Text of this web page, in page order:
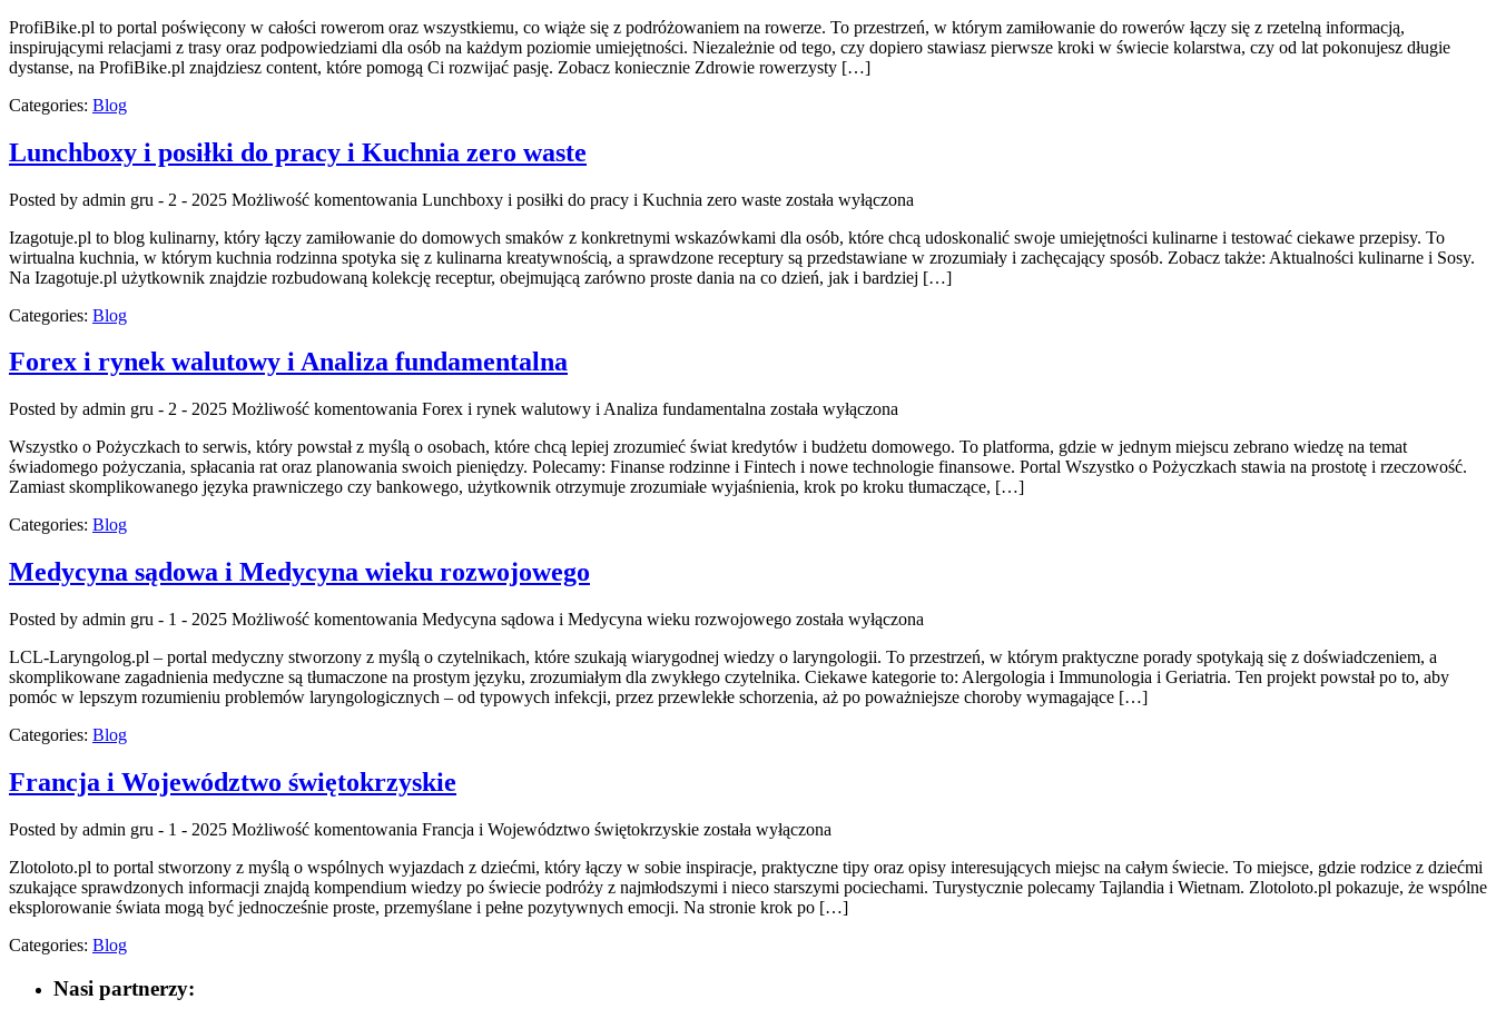
ProfiBike.pl to portal poświęcony w całości rowerom oraz wszystkiemu, co wiąże się z podróżowaniem na rowerze. To przestrzeń, w którym zamiłowanie do rowerów łączy się z rzetelną informacją,
inspirującymi relacjami z trasy oraz podpowiedziami dla osób na każdym poziomie umiejętności. Niezależnie od tego, czy dopiero stawiasz pierwsze kroki w świecie kolarstwa, czy od lat pokonujesz długie
dystanse, na ProfiBike.pl znajdziesz content, które pomogą Ci rozwijać pasję. Zobacz koniecznie Zdrowie rowerzysty […]
Categories: Blog
Lunchboxy i posiłki do pracy i Kuchnia zero waste
Posted by admin gru - 2 - 2025 Możliwość komentowania Lunchboxy i posiłki do pracy i Kuchnia zero waste została wyłączona
Izagotuje.pl to blog kulinarny, który łączy zamiłowanie do domowych smaków z konkretnymi wskazówkami dla osób, które chcą udoskonalić swoje umiejętności kulinarne i testować ciekawe przepisy. To
wirtualna kuchnia, w którym kuchnia rodzinna spotyka się z kulinarna kreatywnością, a sprawdzone receptury są przedstawiane w zrozumiały i zachęcający sposób. Zobacz także: Aktualności kulinarne i Sosy.
Na Izagotuje.pl użytkownik znajdzie rozbudowaną kolekcję receptur, obejmującą zarówno proste dania na co dzień, jak i bardziej […]
Categories: Blog
Forex i rynek walutowy i Analiza fundamentalna
Posted by admin gru - 2 - 2025 Możliwość komentowania Forex i rynek walutowy i Analiza fundamentalna została wyłączona
Wszystko o Pożyczkach to serwis, który powstał z myślą o osobach, które chcą lepiej zrozumieć świat kredytów i budżetu domowego. To platforma, gdzie w jednym miejscu zebrano wiedzę na temat
świadomego pożyczania, spłacania rat oraz planowania swoich pieniędzy. Polecamy: Finanse rodzinne i Fintech i nowe technologie finansowe. Portal Wszystko o Pożyczkach stawia na prostotę i rzeczowość.
Zamiast skomplikowanego języka prawniczego czy bankowego, użytkownik otrzymuje zrozumiałe wyjaśnienia, krok po kroku tłumaczące, […]
Categories: Blog
Medycyna sądowa i Medycyna wieku rozwojowego
Posted by admin gru - 1 - 2025 Możliwość komentowania Medycyna sądowa i Medycyna wieku rozwojowego została wyłączona
LCL-Laryngolog.pl – portal medyczny stworzony z myślą o czytelnikach, które szukają wiarygodnej wiedzy o laryngologii. To przestrzeń, w którym praktyczne porady spotykają się z doświadczeniem, a
skomplikowane zagadnienia medyczne są tłumaczone na prostym języku, zrozumiałym dla zwykłego czytelnika. Ciekawe kategorie to: Alergologia i Immunologia i Geriatria. Ten projekt powstał po to, aby
pomóc w lepszym rozumieniu problemów laryngologicznych – od typowych infekcji, przez przewlekłe schorzenia, aż po poważniejsze choroby wymagające […]
Categories: Blog
Francja i Województwo świętokrzyskie
Posted by admin gru - 1 - 2025 Możliwość komentowania Francja i Województwo świętokrzyskie została wyłączona
Zlotoloto.pl to portal stworzony z myślą o wspólnych wyjazdach z dziećmi, który łączy w sobie inspiracje, praktyczne tipy oraz opisy interesujących miejsc na całym świecie. To miejsce, gdzie rodzice z dziećmi
szukające sprawdzonych informacji znajdą kompendium wiedzy po świecie podróży z najmłodszymi i nieco starszymi pociechami. Turystycznie polecamy Tajlandia i Wietnam. Zlotoloto.pl pokazuje, że wspólne
eksplorowanie świata mogą być jednocześnie proste, przemyślane i pełne pozytywnych emocji. Na stronie krok po […]
Categories: Blog
Nasi partnerzy: